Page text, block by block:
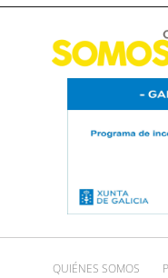
QUIÉNES SOMOS